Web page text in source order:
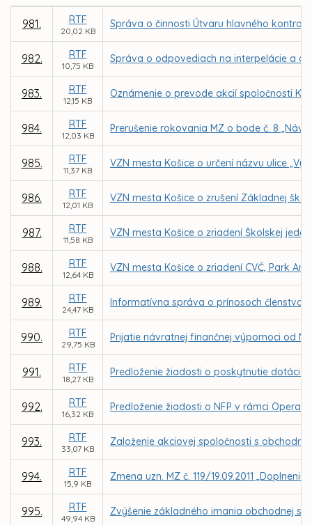
981. RTF
20,02 KB
Správa o činnosti Útvaru hlavného
982. RTF
10,75 KB
Správa o odpovediach na interpelácie a
983. RTF
12,15 KB
Oznámenie o prevode akcií spoločnosti
984. RTF
12,03 KB
Prerušenie rokovania MZ o bode č. 8
985. RTF
11,37 KB
VZN mesta Košice o určení názvu ulice
986. RTF
12,01 KB
VZN mesta Košice o zrušení Základnej
987. RTF
11,58 KB
VZN mesta Košice o zriadení Školskej
988. RTF
12,64 KB
VZN mesta Košice o zriadení CVČ, Park
989. RTF
24,47 KB
Informatívna správa o prínosoch členstva
990. RTF
29,75 KB
Prijatie návratnej finančnej výpomoci od
991. RTF
18,27 KB
Predloženie žiadosti o poskytnutie dotácie
992. RTF
16,32 KB
Predloženie žiadosti o NFP v rámci
993. RTF
33,07 KB
Založenie akciovej spoločnosti s
994. RTF
15,9 KB
Zmena uzn. MZ č. 119/19.09.2011
995. RTF
49,94 KB
Zvýšenie základného imania obchodnej